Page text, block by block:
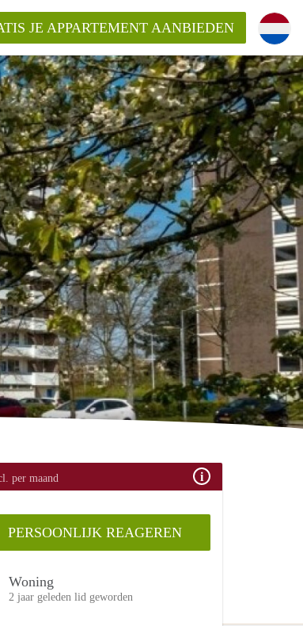
JE APPARTEMENT AANBIEDEN
per maand
PERSOONLIJK REAGEREN
Woning
2 jaar geleden lid geworden